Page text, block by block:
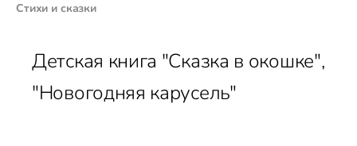
Стихи и сказки
Детская книга "Сказка в окошке",
"Новогодняя карусель"